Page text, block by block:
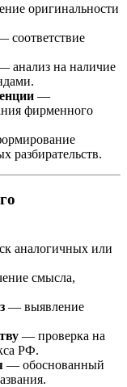
оригинальности
соответствие
анализ на наличие
—
фирменного
разбирательств.
аналогичных или
смысла,
— выявление
— проверка на
РФ.
— обоснованный